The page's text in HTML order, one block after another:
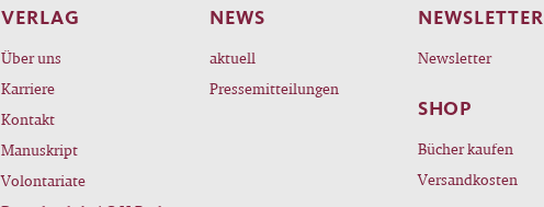
VERLAG
Über uns
Karriere
Kontakt
Manuskript
Volontariate
NEWS
aktuell
Pressemitteilungen
NEWSLETTER
Newsletter
SHOP
Bücher kaufen
Versandkosten